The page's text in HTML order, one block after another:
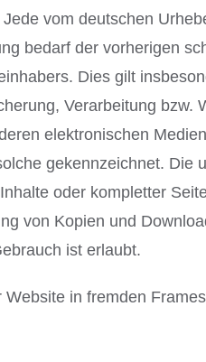
vom deutschen
bedarf der vorherigen
Dies gilt
Verarbeitung bzw.
elektronischen
gekennzeichnet. Die
oder kompletter
von Kopien und
ist erlaubt.
Website in fremden